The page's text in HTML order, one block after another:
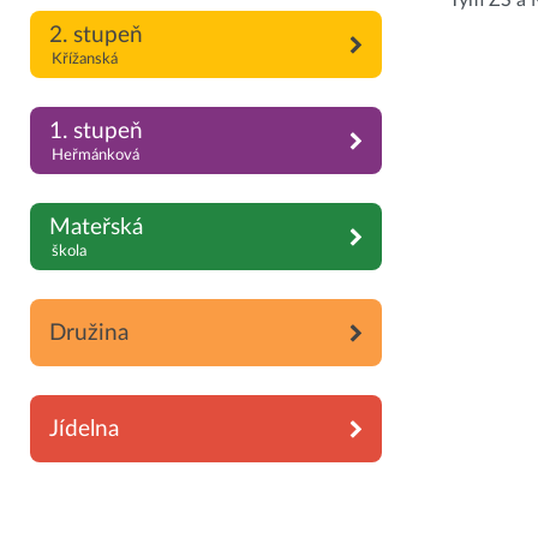
2. stupeň
Křížanská
1. stupeň
Heřmánková
Mateřská
škola
Družina
Jídelna